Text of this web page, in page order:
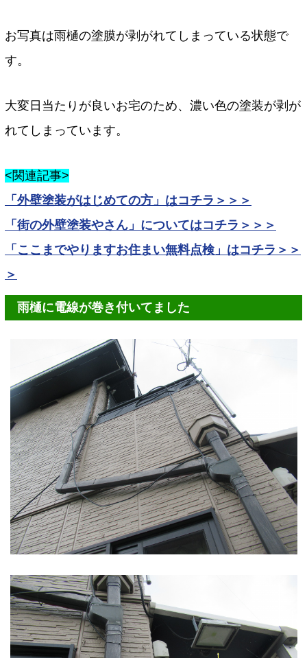
お写真は雨樋の塗膜が剥がれてしまっている状態で
す。
大変日当たりが良いお宅のため、濃い色の塗装が剥が
れてしまっています。
<関連記事>
「外壁塗装がはじめての方」はコチラ＞＞＞
「街の外壁塗装やさん」についてはコチラ＞＞＞
「ここまでやりますお住まい無料点検」はコチラ＞＞
＞
雨樋に電線が巻き付いてました